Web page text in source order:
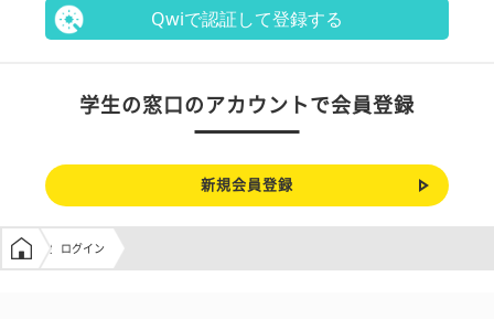
Qwiで認証して登録する
学生の窓口のアカウントで会員登録
新規会員登録
学生の窓口トップ
ログイン